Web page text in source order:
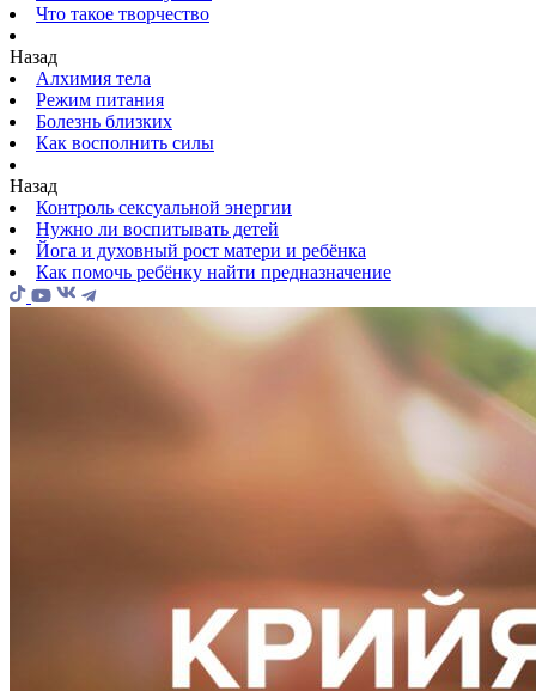
Что такое творчество
Назад
Алхимия тела
Режим питания
Болезнь близких
Как восполнить силы
Назад
Контроль сексуальной энергии
Нужно ли воспитывать детей
Йога и духовный рост матери и ребёнка
Как помочь ребёнку найти предназначение